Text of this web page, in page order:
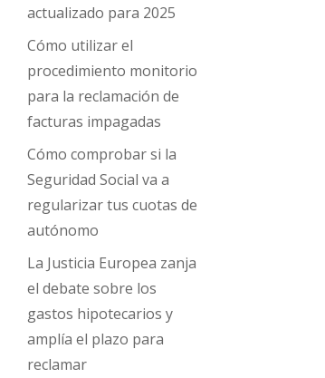
actualizado para 2025
Cómo utilizar el
procedimiento monitorio
para la reclamación de
facturas impagadas
Cómo comprobar si la
Seguridad Social va a
regularizar tus cuotas de
autónomo
La Justicia Europea zanja
el debate sobre los
gastos hipotecarios y
amplía el plazo para
reclamar